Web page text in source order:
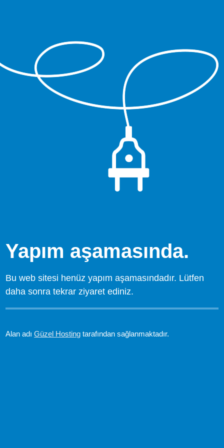
Yapım aşamasında.
Bu web sitesi henüz yapım aşamasındadır. Lütfen
daha sonra tekrar ziyaret ediniz.
Alan adıGüzel Hosting tarafından sağlanmaktadır.